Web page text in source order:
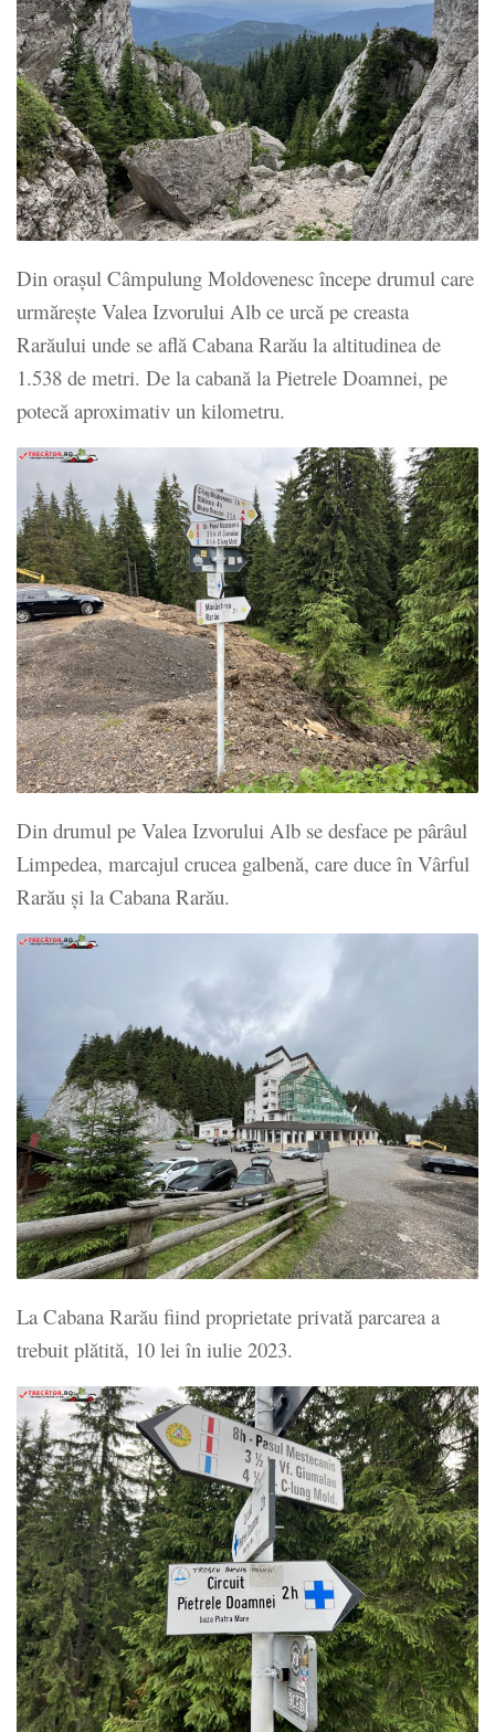
Din orașul Câmpulung Moldovenesc începe drumul care
urmărește Valea Izvorului Alb ce urcă pe creasta
Rarăului unde se află Cabana Rarău la altitudinea de
1.538 de metri. De la cabană la Pietrele Doamnei, pe
potecă aproximativ un kilometru.
Din drumul pe Valea Izvorului Alb se desface pe pârâul
Limpedea, marcajul crucea galbenă, care duce în Vârful
Rarău și la Cabana Rarău.
La Cabana Rarău fiind proprietate privată parcarea a
trebuit plătită, 10 lei în iulie 2023.